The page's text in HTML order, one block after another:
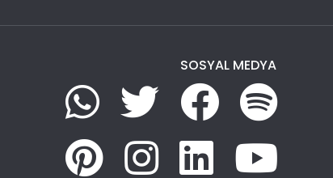
SOSYAL MEDYA